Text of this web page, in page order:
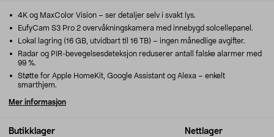
Butikklager Nettlager
4K og MaxColor Vision – ser detaljer selv i svakt lys.
EufyCam S3 Pro 2 overvåkningskamera med innebygd solcellepanel.
Lokal lagring (16 GB, utvidbart til 16 TB) – ingen månedlige avgifter.
Radar og PIR-bevegelsesdeteksjon reduserer antall falske alarmer med
99 %.
Støtte for Apple HomeKit, Google Assistant og Alexa – enkelt
smarthjem.
Mer informasjon